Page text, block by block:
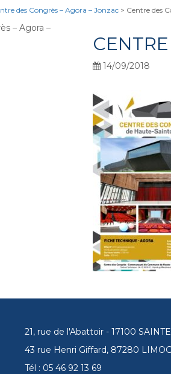
des Congrès – Agora – Jonzac > Centre des
14/09/2018
21, rue de l'Abattoir - 17100
43 rue Henri Giffard, 87280
Tél : 05 46 92 13 69